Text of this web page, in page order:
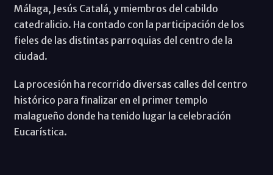
Málaga, Jesús Catalá, y miembros del cabildo
catedralicio. Ha contado con la participación de los
fieles de las distintas parroquias del centro de la
ciudad.
La procesión ha recorrido diversas calles del centro
histórico para finalizar en el primer templo
malagueño donde ha tenido lugar la celebración
Eucarística.